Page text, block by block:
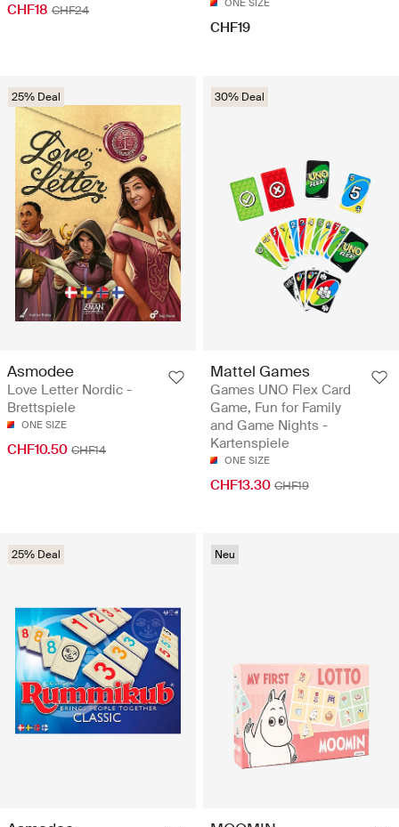
CHF18 CHF24 ONE SIZE
CHF19
25% Deal
Asmodee
Love Letter Nordic -
Brettspiele
ONE SIZE
CHF10.50 CHF14
30% Deal
Mattel Games
Games UNO Flex Card
Game, Fun for Family
and Game Nights -
Kartenspiele
ONE SIZE
CHF13.30 CHF19
25% Deal Neu